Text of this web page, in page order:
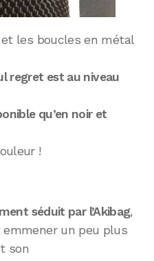
les boucles en métal
regret est au niveau
qu’en noir et
!
séduit par l’Akibag,
emmener un peu plus
son